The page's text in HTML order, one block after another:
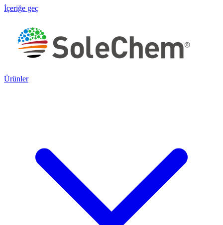
İçeriğe geç
Ürünler